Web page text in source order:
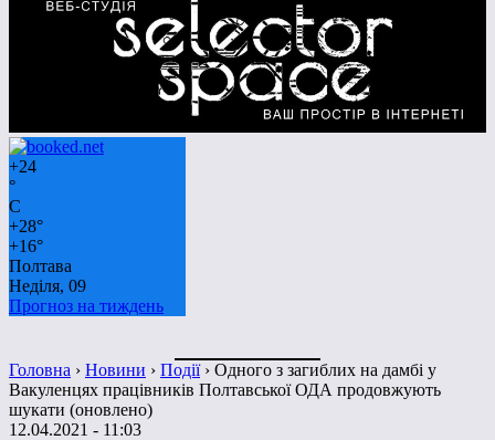
+24
°
C
+28°
+16°
Полтава
Неділя, 09
Прогноз на тиждень
Головна › Новини › Події› Одного з загиблих на дамбі у
Вакуленцях працівників Полтавської ОДА продовжують
шукати (оновлено)
12.04.2021 - 11:03